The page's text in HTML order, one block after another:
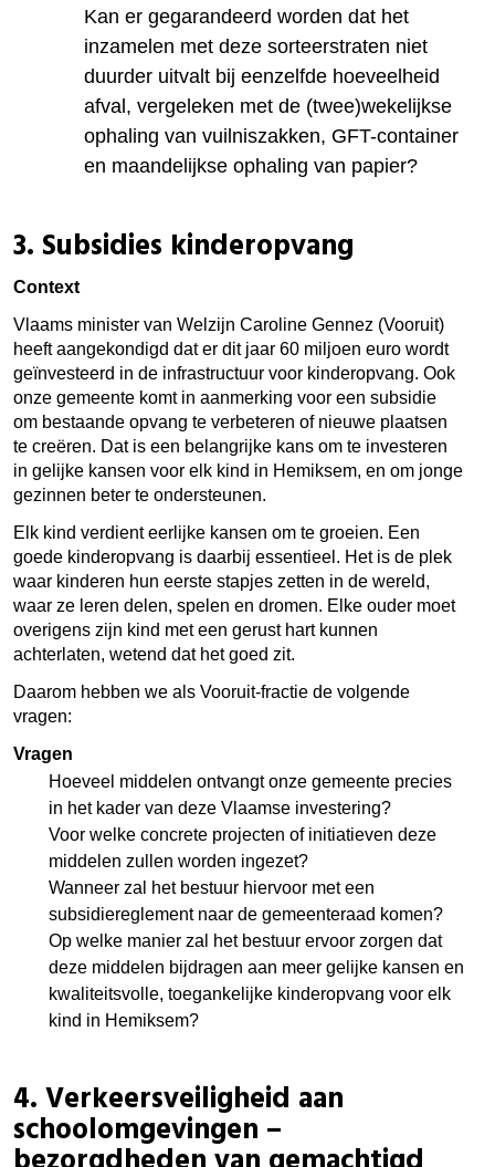
Kan er gegarandeerd worden dat het
inzamelen met deze sorteerstraten niet
duurder uitvalt bij eenzelfde hoeveelheid
afval, vergeleken met de (twee)wekelijkse
ophaling van vuilniszakken, GFT-container
en maandelijkse ophaling van papier?
3. Subsidies kinderopvang
Context
Vlaams minister van Welzijn Caroline Gennez (Vooruit)
heeft aangekondigd dat er dit jaar 60 miljoen euro wordt
geïnvesteerd in de infrastructuur voor kinderopvang. Ook
onze gemeente komt in aanmerking voor een subsidie
om bestaande opvang te verbeteren of nieuwe plaatsen
te creëren. Dat is een belangrijke kans om te investeren
in gelijke kansen voor elk kind in Hemiksem, en om jonge
gezinnen beter te ondersteunen.
Elk kind verdient eerlijke kansen om te groeien. Een
goede kinderopvang is daarbij essentieel. Het is de plek
waar kinderen hun eerste stapjes zetten in de wereld,
waar ze leren delen, spelen en dromen. Elke ouder moet
overigens zijn kind met een gerust hart kunnen
achterlaten, wetend dat het goed zit.
Daarom hebben we als Vooruit-fractie de volgende
vragen:
Vragen
Hoeveel middelen ontvangt onze gemeente precies
in het kader van deze Vlaamse investering?
Voor welke concrete projecten of initiatieven deze
middelen zullen worden ingezet?
Wanneer zal het bestuur hiervoor met een
subsidiereglement naar de gemeenteraad komen?
Op welke manier zal het bestuur ervoor zorgen dat
deze middelen bijdragen aan meer gelijke kansen en
kwaliteitsvolle, toegankelijke kinderopvang voor elk
kind in Hemiksem?
4.Verkeersveiligheid aan
schoolomgevingen –